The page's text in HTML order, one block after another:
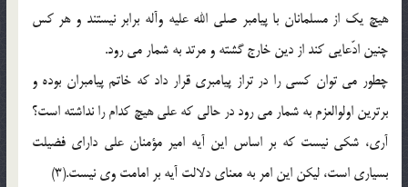
هیچ یک از مسلمانان با پیامبر صلى الله علیه وآله برابر نیستند و هر کس
چنین ادّعایى کند از دین خارج گشته و مرتد به شمار مى رود.
چطور مى توان کسى را در تراز پیامبرى قرار داد که خاتم پیامبران بوده و
برترین اولوالعزم به شمار مى رود در حالى که على هیچ کدام را نداشته است؟
آرى، شکى نیست که بر اساس این آیه امیر مؤمنان على داراى فضیلت
بسیارى است، لیکن این امر به معناى دلالت آیه بر امامت وى نیست.(3)